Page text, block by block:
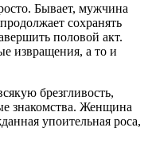
Бывает, мужчина
сохранять
половой акт.
извращения, а то и
брезгливость,
знакомства. Женщина
упоительная роса,